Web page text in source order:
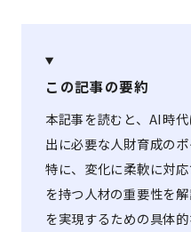
この記事の要約
本記事を読むと、AI時
出に必要な人財育成の
特に、変化に柔軟に対
を持つ人材の重要性を
を実現するための具体